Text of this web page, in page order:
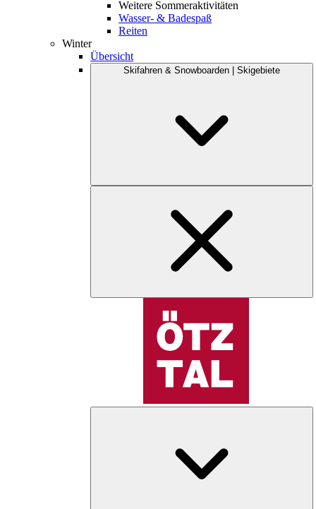
Weitere Sommeraktivitäten
Wasser- & Badespaß
Reiten
Winter
Übersicht
Skifahren & Snowboarden | Skigebiete